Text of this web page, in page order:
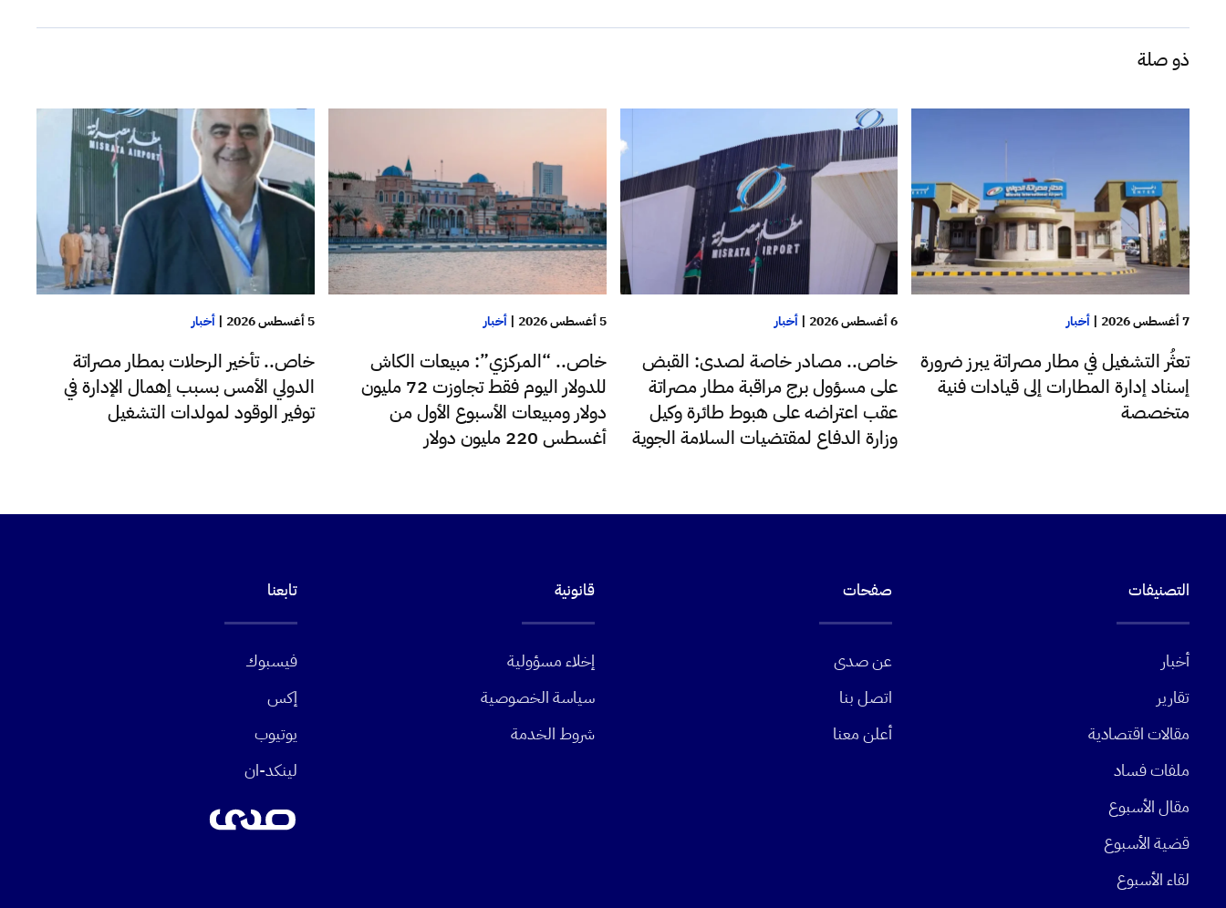
ذو صلة
7 أغسطس 2026 | أخبار
تعثُر التشغيل في مطار مصراتة يبرز ضرورة
إسناد إدارة المطارات إلى قيادات فنية
متخصصة
6 أغسطس 2026 | أخبار
خاص.. مصادر خاصة لصدى: القبض
على مسؤول برج مراقبة مطار مصراتة
عقب اعتراضه على هبوط طائرة وكيل
وزارة الدفاع لمقتضيات السلامة الجوية
5 أغسطس 2026 |أخبار
خاص.. “المركزي”: مبيعات الكاش
للدولار اليوم فقط تجاوزت 72 مليون
دولار ومبيعات الأسبوع الأول من
أغسطس 220 مليون دولار
5 أغسطس 2026 |أخبار
خاص.. تأخير الرحلات بمطار مصراتة
الدولي الأمس بسبب إهمال الإدارة في
توفير الوقود لمولدات التشغيل
التصنيفات
أخبار
تقارير
مقالات اقتصادية
ملفات فساد
مقال الأسبوع
قضية الأسبوع
لقاء الأسبوع
صفحات
عن صدى
اتصل بنا
أعلن معنا
قانونية
إخلاء مسؤولية
سياسة الخصوصية
شروط الخدمة
تابعنا
فيسبوك
إكس
يوتيوب
لينكد-ان